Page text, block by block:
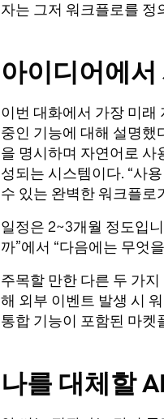
자는 그저 워크플로를 정
아이디어에
이번 대화에서 가장 미래
중인 기능에 대해 설명했
을 명시하며 자연어로 사
성되는 시스템이다. “사
수 있는 완벽한 워크플로
일정은 2~3개월 정도입
까”에서 “다음에는 무엇
주목할 만한 다른 두 가
해 외부 이벤트 발생 시
통합 기능이 포함된 마켓
나를 대체할